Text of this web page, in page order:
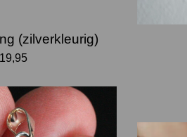
(zilverkleurig)